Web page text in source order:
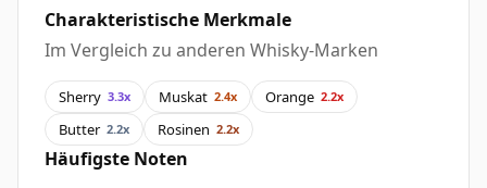
Charakteristische Merkmale
Im Vergleich zu anderen Whisky-Marken
Sherry 3.3x Muskat 2.4x Orange 2.2x
Butter 2.2x Rosinen 2.2x
Häufigste Noten